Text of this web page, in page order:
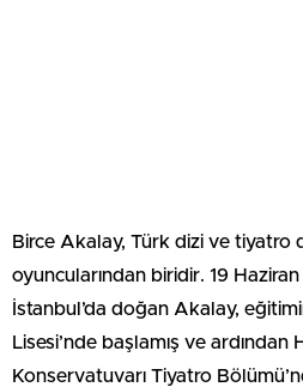
Birce Akalay, Türk dizi ve tiyatro
oyuncularından biridir. 19
İstanbul’da doğan Akalay,
Lisesi’nde başlamış ve ardından
Konservatuvarı Tiyatro